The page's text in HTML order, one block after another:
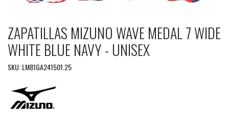
ZAPATILLAS MIZUNO WAVE MEDAL 7 WIDE
WHITE BLUE NAVY - UNISEX
SKU: LM81GA241501.25